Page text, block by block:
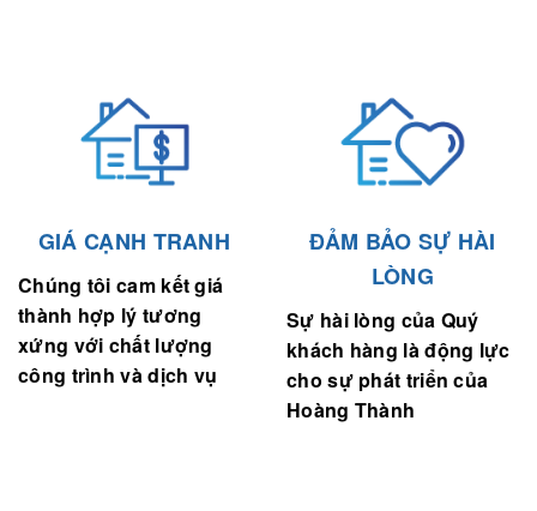
GIÁ CẠNH TRANH
Chúng tôi cam kết giá
thành hợp lý tương
xứng với chất lượng
công trình và dịch vụ
ĐẢM BẢO SỰ HÀI
LÒNG
Sự hài lòng của Quý
khách hàng là động lực
cho sự phát triển của
Hoàng Thành